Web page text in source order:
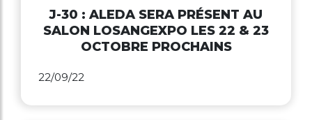
J-30 : ALEDA SERA PRÉSENT AU
SALON LOSANGEXPO LES 22 & 23
OCTOBRE PROCHAINS
22/09/22